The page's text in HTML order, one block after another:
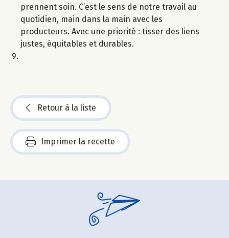
prennent soin. C’est le sens de notre travail au
quotidien, main dans la main avec les
producteurs. Avec une priorité : tisser des liens
justes, équitables et durables.
Retour à la liste
Imprimer la recette